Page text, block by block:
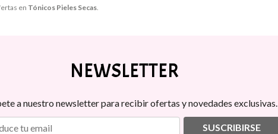
en Tónicos Pieles Secas.
NEWSLETTER
a nuestro newsletter para recibir ofertas y novedades exclusivas.
SUSCRIBIRSE